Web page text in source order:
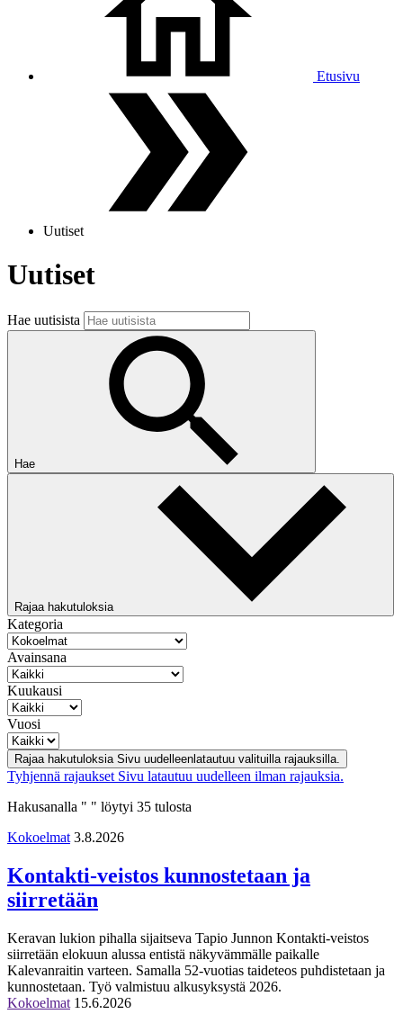
Etusivu
Uutiset
Uutiset
Hae uutisista
Hae
Rajaa hakutuloksia
Kategoria
Avainsana
Kuukausi
Vuosi
Rajaa hakutuloksia Sivu uudelleenlatautuu valituilla rajauksilla.
Tyhjennä rajaukset Sivu latautuu uudelleen ilman rajauksia.
Hakusanalla " " löytyi 35 tulosta
Kokoelmat 3.8.2026
Kontakti-veistos kunnostetaan ja
siirretään
Keravan lukion pihalla sijaitseva Tapio Junnon Kontakti-veistos
siirretään elokuun alussa entistä näkyvämmälle paikalle
Kalevanraitin varteen. Samalla 52-vuotias taideteos puhdistetaan ja
kunnostetaan. Työ valmistuu alkusyksystä 2026.
Kokoelmat 15.6.2026